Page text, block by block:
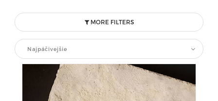
MORE FILTERS
Najpáčivejšie